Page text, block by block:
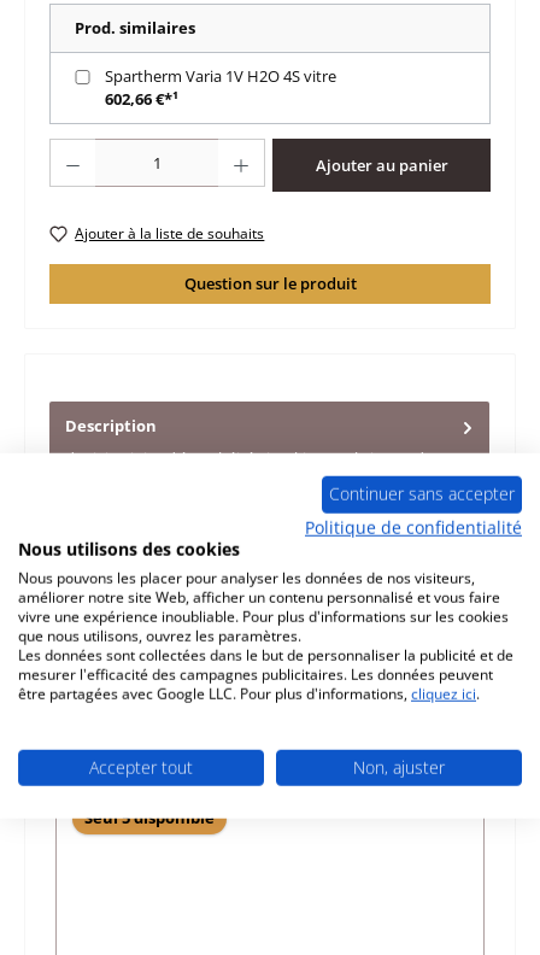
Prod. similaires
Spartherm Varia 1V H2O 4S vitre
602,66 €*¹
Ajouter au panier
Ajouter à la liste de souhaits
Question sur le produit
Description
d‘origine joint d’étanchéité vitre kit pour le insert de
cheminée Spartherm Varia 1V H2O Spartherm Varia 1V
Caractéristiques
Informations sur la sécurité du produit
Ignorer la galerie de produits
Prod. similaires
Seul 5 disponible
Continuer sans accepter
Politique de confidentialité
Nous utilisons des cookies
Nous pouvons les placer pour analyser les données de nos visiteurs,
améliorer notre site Web, afficher un contenu personnalisé et vous faire
vivre une expérience inoubliable. Pour plus d'informations sur les cookies
que nous utilisons, ouvrez les paramètres.
Les données sont collectées dans le but de personnaliser la publicité et de
mesurer l'efficacité des campagnes publicitaires. Les données peuvent
être partagées avec Google LLC. Pour plus d'informations, cliquez ici.
Accepter tout Non, ajuster